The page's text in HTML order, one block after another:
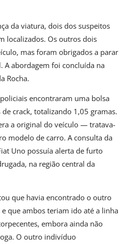
da viatura, dois dos suspeitos
localizados. Os outros dois
mas foram obrigados a parar
A abordagem foi concluída na
Rocha.
encontraram uma bolsa
crack, totalizando 1,05 gramas.
a original do veículo — tratava-
modelo de carro. A consulta da
Uno possuía alerta de furto
na região central da
que havia encontrado o outro
que ambos teriam ido até a linha
embora ainda não
O outro indivíduo